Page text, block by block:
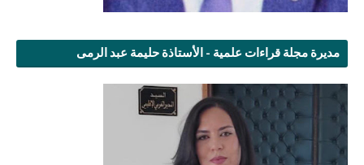
مديرة مجلة قراءات علمية - الأستاذة حليمة عبد الرمى